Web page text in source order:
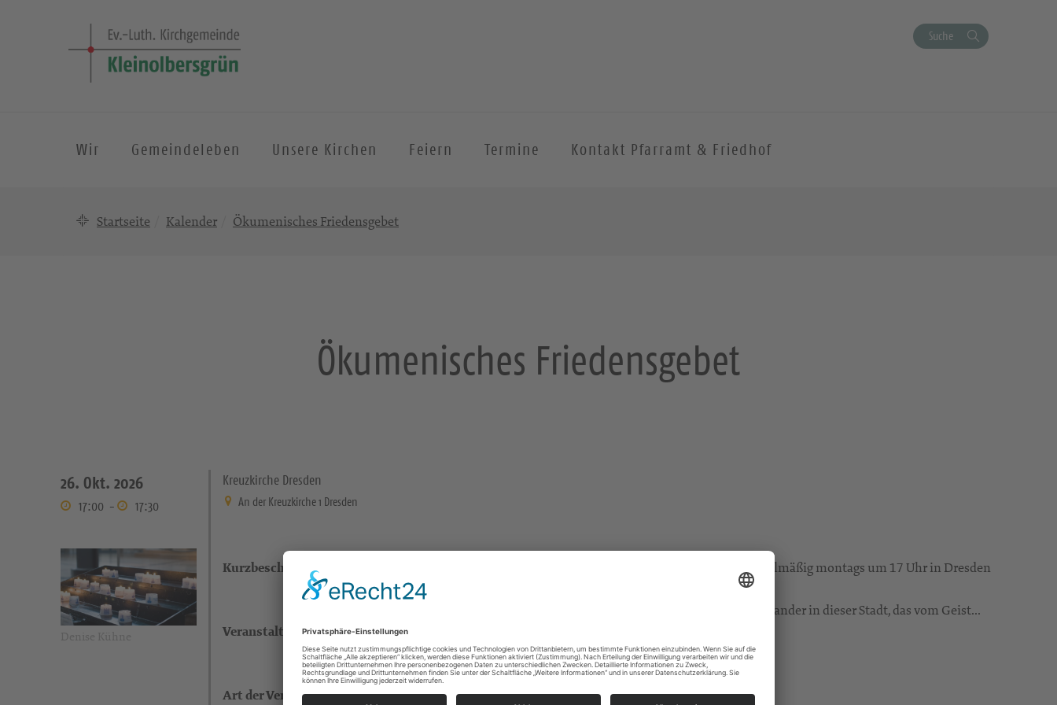
Suche
Wir Gemeindeleben Unsere Kirchen Feiern Termine Kontakt Pfarramt & Friedhof
Startseite Kalender Ökumenisches Friedensgebet
Ökumenisches Friedensgebet
26. Okt. 2026
17:00 - 17:30
Kreuzkirche Dresden
An der Kreuzkirche 1 Dresden
Kurzbeschreibung
Seit über 30 Jahren findet das Ökumenische Friedensgebet regelmäßig montags um 17 Uhr in Dresden
statt.
Texte und Ansprache wollen Orientierung geben für ein Miteinander in dieser Stadt, das vom Geist...
Veranstaltungsort
An der Kreuzkirche 1
01067 Dresden
Art der Veranstaltung Gottesdienste